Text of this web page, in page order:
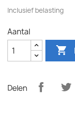
Inclusief belasting
Aantal

Delen